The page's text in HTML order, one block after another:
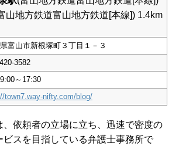
山地方鉄道富山地方鉄道[本線]) 1.4km
富山市新根塚町３丁目１－３
3582
～17:30
town7.way-nifty.com/blog/
、依頼者の立場に立ち、迅速で密度の
ビスを目指している弁護士事務所で